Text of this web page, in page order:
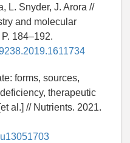
L. Snyder, J. Arora //
and molecular
184–192.
forms, sources,
therapeutic
al.] // Nutrients. 2021.